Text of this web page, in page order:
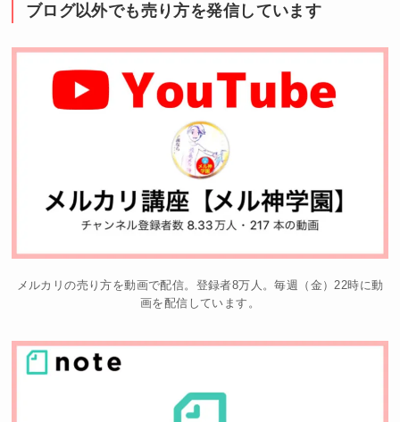
ブログ以外でも売り方を発信しています
メルカリの売り方を動画で配信。登録者8万人。毎週（金）22時に動
画を配信しています。